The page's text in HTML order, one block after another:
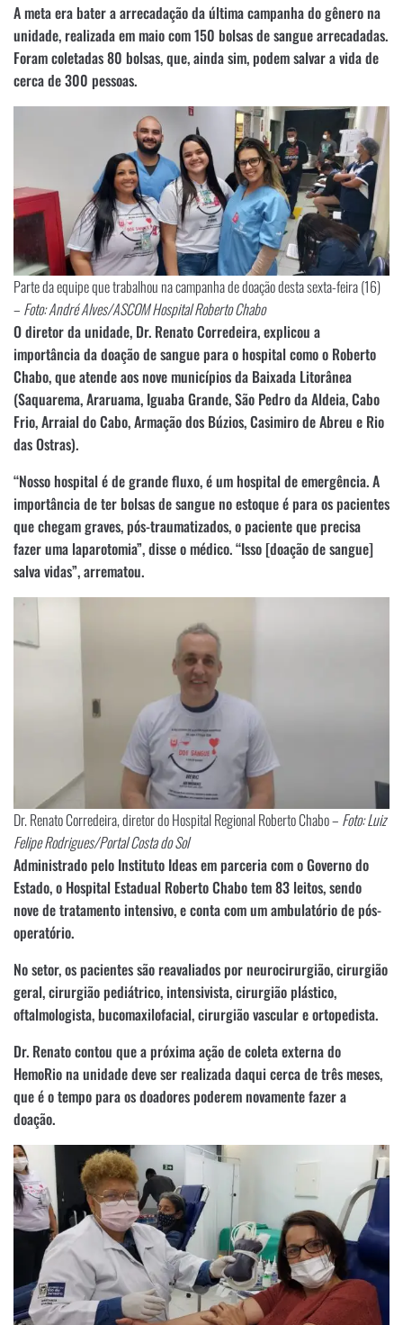
A meta era bater a arrecadação da última campanha do gênero na
unidade, realizada em maio com 150 bolsas de sangue arrecadadas.
Foram coletadas 80 bolsas, que, ainda sim, podem salvar a vida de
cerca de 300 pessoas.
Parte da equipe que trabalhou na campanha de doação desta sexta-feira (16)
– Foto: André Alves/ASCOM Hospital Roberto Chabo
O diretor da unidade, Dr. Renato Corredeira, explicou a
importância da doação de sangue para o hospital como o Roberto
Chabo, que atende aos nove municípios da Baixada Litorânea
(Saquarema, Araruama, Iguaba Grande, São Pedro da Aldeia, Cabo
Frio, Arraial do Cabo, Armação dos Búzios, Casimiro de Abreu e Rio
das Ostras).
“Nosso hospital é de grande fluxo, é um hospital de emergência. A
importância de ter bolsas de sangue no estoque é para os pacientes
que chegam graves, pós-traumatizados, o paciente que precisa
fazer uma laparotomia”, disse o médico. “Isso [doação de sangue]
salva vidas”, arrematou.
Dr. Renato Corredeira, diretor do Hospital Regional Roberto Chabo – Foto: Luiz
Felipe Rodrigues/Portal Costa do Sol
Administrado pelo Instituto Ideas em parceria com o Governo do
Estado, o Hospital Estadual Roberto Chabo tem 83 leitos, sendo
nove de tratamento intensivo, e conta com um ambulatório de pós-
operatório.
No setor, os pacientes são reavaliados por neurocirurgião, cirurgião
geral, cirurgião pediátrico, intensivista, cirurgião plástico,
oftalmologista, bucomaxilofacial, cirurgião vascular e ortopedista.
Dr. Renato contou que a próxima ação de coleta externa do
HemoRio na unidade deve ser realizada daqui cerca de três meses,
que é o tempo para os doadores poderem novamente fazer a
doação.